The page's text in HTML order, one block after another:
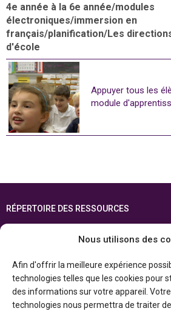
Nous utilisons des
Afin d'offrir la meilleure expérience
technologies telles que les cookies pour
des informations sur votre appareil.
technologies nous permettra de traiter
4e année à la 6e année/modules
électroniques/immersion en
français/planification/Les
d'école
Appuyer tous les
module
RÉPERTOIRE DES RESSOURCES
ENGLISH
Cette ressource est réalisée grâce au soutien
l’Ontario et du gouvernement duCanada par